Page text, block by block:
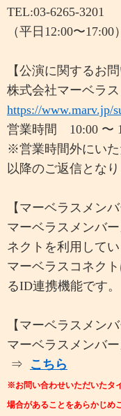
TEL:03-6265-3201
（平日12:00〜17:00）
【公演に関するお
株式会社マーベラ
https://www.marv.jp/
営業時間 10:00 〜
※営業時間外にい
以降のご返信となり
【マーベラスメン
マーベラスメンバ
ネクトを利用してい
マーベラスコネク
るID連携機能です。
【マーベラスメン
マーベラスメンバ
⇒ こちら
※お問い合わせいただいたタ
場合があることをあらかじめ